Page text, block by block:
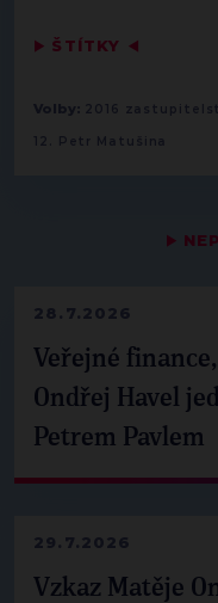
▶
28.7.2026
Veřejné
Ondřej Havel
Petrem Pavlem
29.7.2026
Vzkaz Matěje
▶ ŠTÍTKY ◀
Volby: 2016
12. Petr Matušina